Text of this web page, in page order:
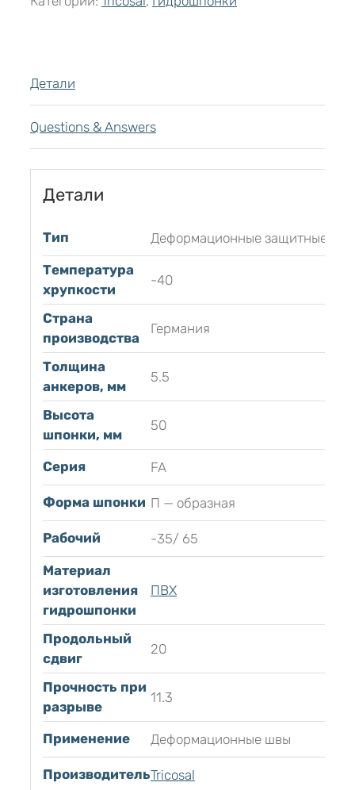
Детали
Questions & Answers
Детали
Тип
Деформационные защитные
Температура
хрупкости
-40
Страна
производства
Германия
Толщина
анкеров, мм
5.5
Высота
шпонки, мм
50
Серия FA
Форма шпонки П — образная
Рабочий
-35/ 65
Материал
изготовления
гидрошпонки
ПВХ
Продольный
сдвиг
20
Прочность при
разрыве
11.3
Применение Деформационные швы
ПроизводительTricosal